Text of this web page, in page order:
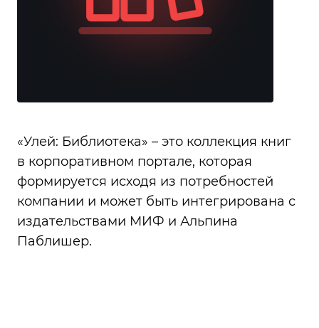
«Улей: Библиотека» – это коллекция книг
в корпоративном портале, которая
формируется исходя из потребностей
компании и может быть интегрирована с
издательствами МИФ и Альпина
Паблишер.